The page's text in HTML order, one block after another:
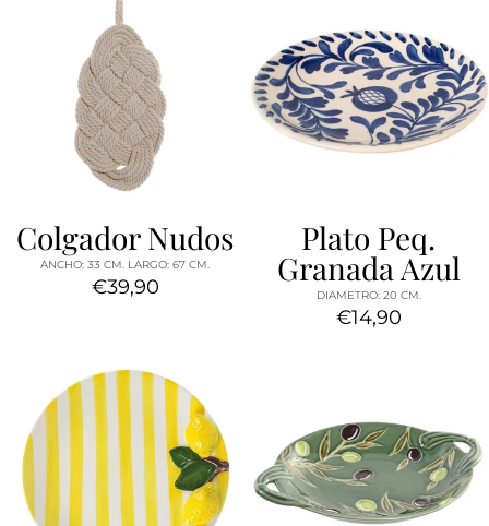
Colgador Nudos
ANCHO: 33 CM. LARGO: 67 CM.
€39,90
Plato Peq.
Granada Azul
DIAMETRO: 20 CM.
€14,90